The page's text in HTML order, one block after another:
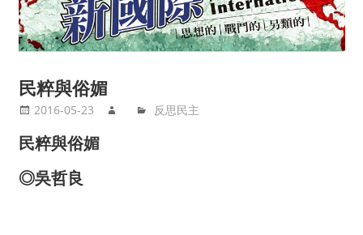
民粹與俗媚
2016-05-23 反思民主
民粹與俗媚
◎吳哲良